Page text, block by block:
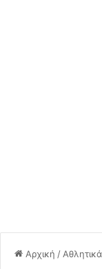
Αρχική / Αθλητικά